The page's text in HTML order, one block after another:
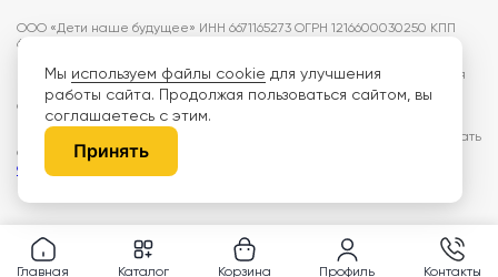
ООО «Дети наше будущее» ИНН 6671165273 ОГРН 1216600030250 КПП
667101001 БИК 046577674
Информация на сайте не является публичной офертой. Изображения
могут отличаться от поставляемых товаров. Поставщик оставляет за
собой право изменить цены и характеристики товаров без
предварительного уведомления заказчика, если это не влияет на
качество поставляемой продукции. Мы используем cookie, чтобы делать
сайт лучше. Пользуясь сайтом, вы соглашаетесь с
обработки персональных данных и политикой конфиденциальности.
Главная Каталог Корзина Профиль Контакты
Мы используем файлы cookie для улучшения
работы сайта. Продолжая пользоваться сайтом, вы
соглашаетесь с этим.
Принять